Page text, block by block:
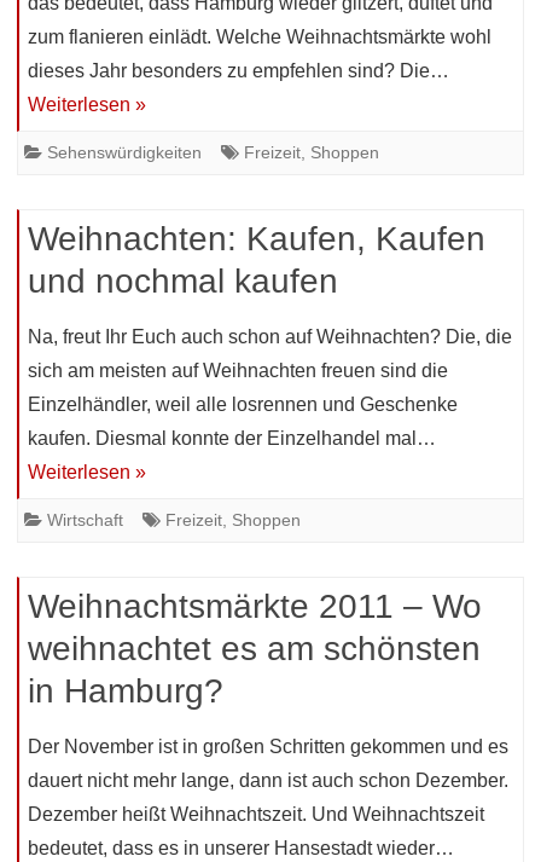
zum flanieren einlädt. Welche Weihnachtsmärkte wohl
dieses Jahr besonders zu empfehlen sind? Die…
Weiterlesen »
Sehenswürdigkeiten Freizeit Shoppen
Weihnachten: Kaufen, Kaufen
und nochmal kaufen
Na, freut Ihr Euch auch schon auf Weihnachten? Die, die
sich am meisten auf Weihnachten freuen sind die
Einzelhändler, weil alle losrennen und Geschenke
kaufen. Diesmal konnte der Einzelhandel mal…
Weiterlesen »
Wirtschaft Freizeit Shoppen
Weihnachtsmärkte 2011 – Wo
weihnachtet es am schönsten
in Hamburg?
Der November ist in großen Schritten gekommen und es
dauert nicht mehr lange, dann ist auch schon Dezember.
Dezember heißt Weihnachtszeit. Und Weihnachtszeit
bedeutet, dass es in unserer Hansestadt wieder…